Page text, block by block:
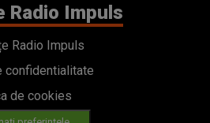
Radio Impuls
Radio Impuls
confidentialitate
de cookies